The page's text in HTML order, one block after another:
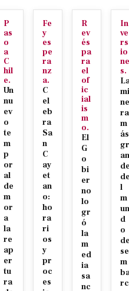
P
as
o
a
C
hil
e.
Un
nu
ev
o
te
m
p
or
al
de
m
or
a
la
re
ap
er
tu
ra
Fe
y
es
pe
ra
nz
a.
C
el
eb
ra
Sa
n
C
ay
et
an
o:
ho
ra
ri
os
y
pr
oc
es
R
ev
és
pa
ra
el
of
ic
ial
is
m
o.
El
G
o
bi
er
no
lo
gr
ó
la
m
ed
ia
sa
nc
In
ve
rs
io
ne
s.
mi
ne
ra
m
ás
gr
an
l
m
un
d
o
se
m
rc